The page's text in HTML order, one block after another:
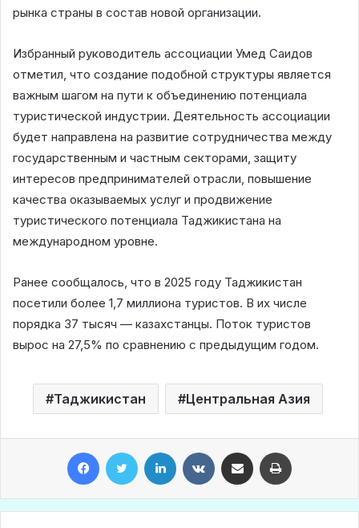
рынка страны в состав новой организации.
Избранный руководитель ассоциации Умед Саидов
отметил, что создание подобной структуры является
важным шагом на пути к объединению потенциала
туристической индустрии. Деятельность ассоциации
будет направлена на развитие сотрудничества между
государственным и частным секторами, защиту
интересов предпринимателей отрасли, повышение
качества оказываемых услуг и продвижение
туристического потенциала Таджикистана на
международном уровне.
Ранее сообщалось, что в 2025 году Таджикистан
посетили более 1,7 миллиона туристов. В их числе
порядка 37 тысяч — казахстанцы. Поток туристов
вырос на 27,5% по сравнению с предыдущим годом.
Таджикистан Центральная Азия